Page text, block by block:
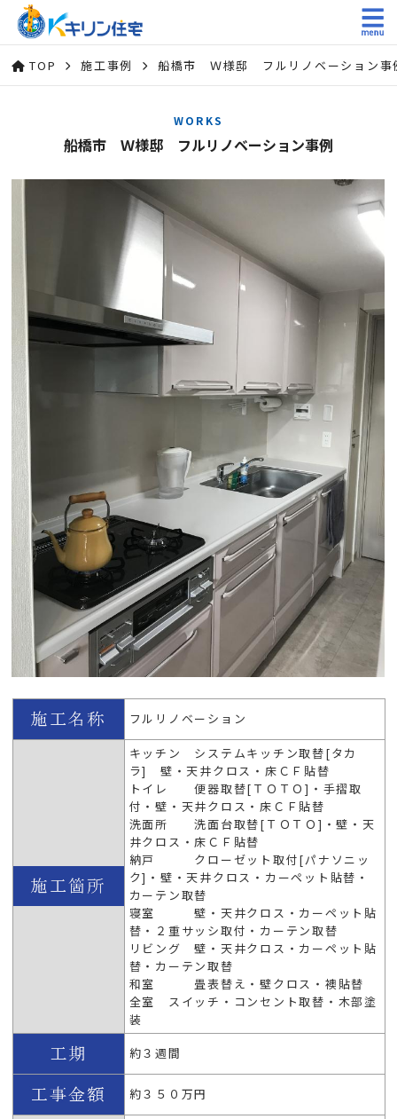
TOP 施工事例 船橋市 Ｗ様邸 フルリノベーション事
WORKS
船橋市 Ｗ様邸 フルリノベーション事例
フルリノベーション
キッチン システムキッチン取替[タカ
ラ] 壁・天井クロス・床ＣＦ貼替
トイレ 便器取替[ＴＯＴＯ]・手摺取
付・壁・天井クロス・床ＣＦ貼替
洗面所 洗面台取替[ＴＯＴＯ]・壁・天
井クロス・床ＣＦ貼替
納戸 クローゼット取付[パナソニッ
ク]・壁・天井クロス・カーペット貼替・
カーテン取替
寝室 壁・天井クロス・カーペット貼
替・２重サッシ取付・カーテン取替
リビング 壁・天井クロス・カーペット貼
替・カーテン取替
和室 畳表替え・壁クロス・襖貼替
全室 スイッチ・コンセント取替・木部塗
装
約３週間
約３５０万円